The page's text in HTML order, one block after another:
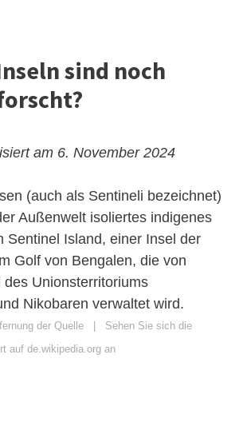
sind noch
am 6. November 2024
(auch als Sentineli bezeichnet)
Außenwelt isoliertes indigenes
Sentinel Island, einer Insel der
Golf von Bengalen, die von
des Unionsterritoriums
Nikobaren verwaltet wird.
der Quelle
Sehen Sie sich die
auf de.wikipedia.org an